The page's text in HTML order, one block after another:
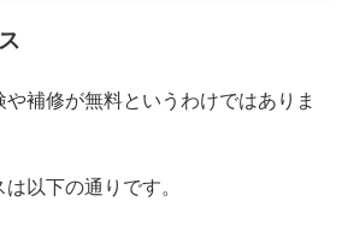
補修が無料というわけではありま
以下の通りです。